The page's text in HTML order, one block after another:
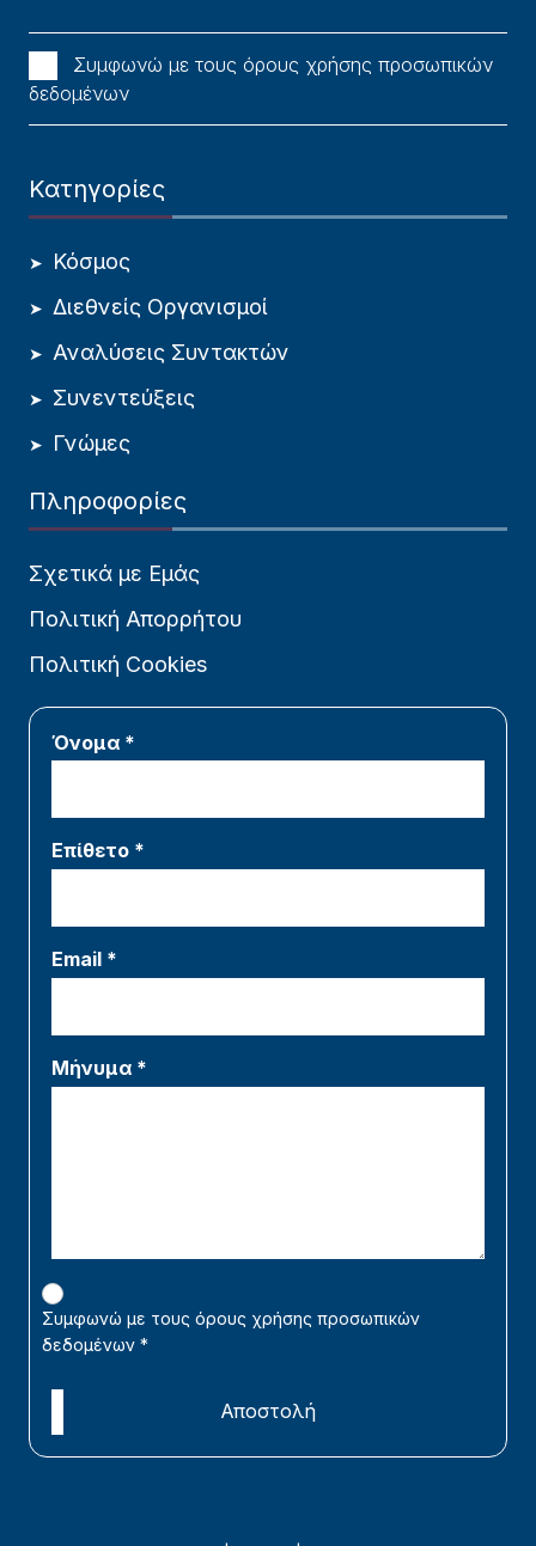
Συμφωνώ με τους όρους χρήσης προσωπικών
δεδομένων
Κατηγορίες
Κόσμος
Διεθνείς Οργανισμοί
Αναλύσεις Συντακτών
Συνεντεύξεις
Γνώμες
Πληροφορίες
Σχετικά με Εμάς
Πολιτική Απορρήτου
Πολιτική Cookies
Όνομα *
Επίθετο *
Email *
Μήνυμα *
Συμφωνώ με τους όρους χρήσης προσωπικών
δεδομένων *
Αποστολή